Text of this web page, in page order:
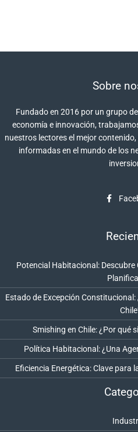
Sobre
Fundado en 2016 por un grupo
economía e innovación,
nuestros lectores el mejor
informadas en el mundo de los
Potencial Habitacional: Descubre
Estado de Excepción
Smishing en Chile: ¿Por qué
Política Habitacional: ¿Una
Eficiencia Energética: Clave para